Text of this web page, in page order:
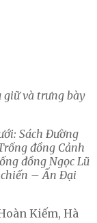
giữ và trưng bày
Sách Đường
đồng Cảnh
đồng Ngọc Lũ
– Ấn Đại
Kiếm, Hà